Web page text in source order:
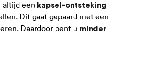
altijd een kapsel-ontsteking
Dit gaat gepaard met een
Daardoor bent u minder